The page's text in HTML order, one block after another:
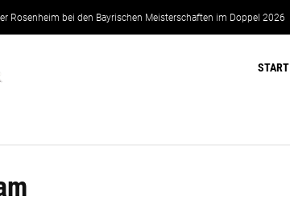
Rosenheim bei den Bayrischen Meisterschaften im Doppel 2026
START